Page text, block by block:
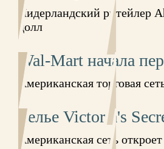
Нидерландский ритейлер
долл
Wal-Mart начала
Американская торговая
Белье Victoria's
Американская сеть